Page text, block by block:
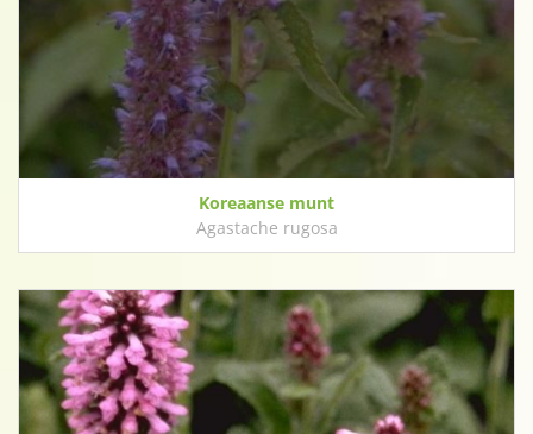
Koreaanse munt
Agastache rugosa